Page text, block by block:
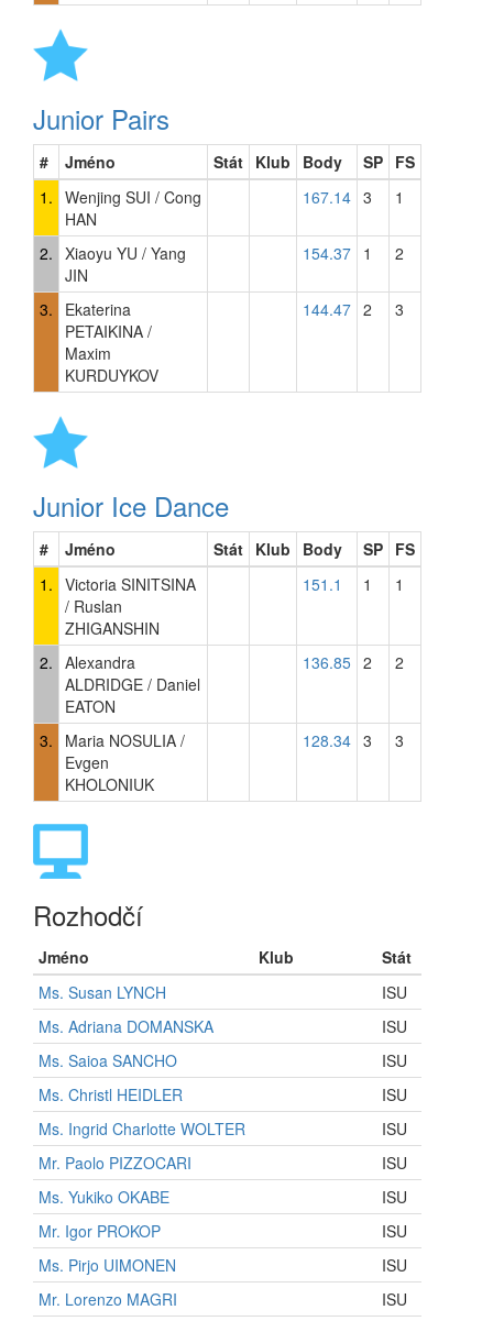
Junior Pairs
# Jméno Stát Klub Body SP FS
1. Wenjing SUI / Cong
HAN
167.14 3 1
2. Xiaoyu YU / Yang
JIN
154.37 1 2
3.
Ekaterina
PETAIKINA /
Maxim
KURDUYKOV
144.47 2 3
Junior Ice Dance
# Jméno Stát Klub Body SP FS
1. Victoria SINITSINA
/ Ruslan
ZHIGANSHIN
151.1 1 1
2. Alexandra
ALDRIDGE / Daniel
EATON
136.85 2 2
3.
Maria NOSULIA /
Evgen
KHOLONIUK
128.34 3 3
Rozhodčí
Jméno Klub
Stát
Ms. Susan LYNCH
ISU
Ms. Adriana DOMANSKA
ISU
Ms. Saioa SANCHO
ISU
Ms. Christl HEIDLER
ISU
Ms. Ingrid Charlotte WOLTER
ISU
Mr. Paolo PIZZOCARI
ISU
Ms. Yukiko OKABE
ISU
Mr. Igor PROKOP
ISU
Ms. Pirjo UIMONEN
ISU
Mr. Lorenzo MAGRI
ISU